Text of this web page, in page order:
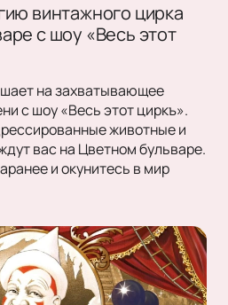
винтажного цирка
с шоу «Весь этот
на захватывающее
с шоу «Весь этот циркъ».
животные и
вас на Цветном бульваре.
и окунитесь в мир